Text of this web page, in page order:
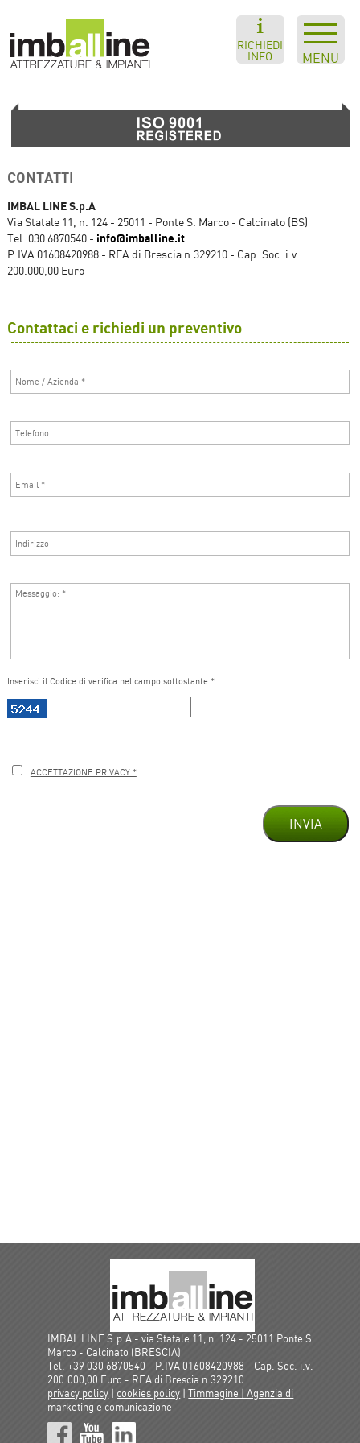
MENU
RICHIEDI
INFO
CONTATTI
IMBAL LINE S.p.A
Via Statale 11, n. 124 - 25011 - Ponte S. Marco - Calcinato (BS)
Tel. 030 6870540 - info@imballine.it
P.IVA 01608420988 - REA di Brescia n.329210 - Cap. Soc. i.v.
200.000,00 Euro
Contattaci e richiedi un preventivo
Inserisci il Codice di verifica nel campo sottostante *
ACCETTAZIONE PRIVACY *
INVIA
IMBAL LINE S.p.A - via Statale 11, n. 124 - 25011 Ponte S.
Marco - Calcinato (BRESCIA)
Tel. +39 030 6870540 - P.IVA 01608420988 - Cap. Soc. i.v.
200.000,00 Euro - REA di Brescia n.329210
privacy policy |cookies policy |Timmagine | Agenzia di
marketing e comunicazione